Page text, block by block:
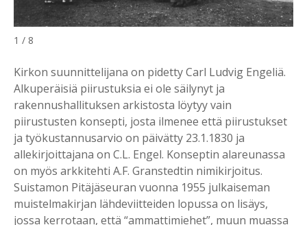
1 / 8
Kirkon suunnittelijana on pidetty Carl Ludvig Engeliä.
Alkuperäisiä piirustuksia ei ole säilynyt ja
rakennushallituksen arkistosta löytyy vain
piirustusten konsepti, josta ilmenee että piirustukset
ja työkustannusarvio on päivätty 23.1.1830 ja
allekirjoittajana on C.L. Engel. Konseptin alareunassa
on myös arkkitehti A.F. Granstedtin nimikirjoitus.
Suistamon Pitäjäseuran vuonna 1955 julkaiseman
muistelmakirjan lähdeviitteiden lopussa on lisäys,
jossa kerrotaan, että “ammattimiehet”, muun muassa